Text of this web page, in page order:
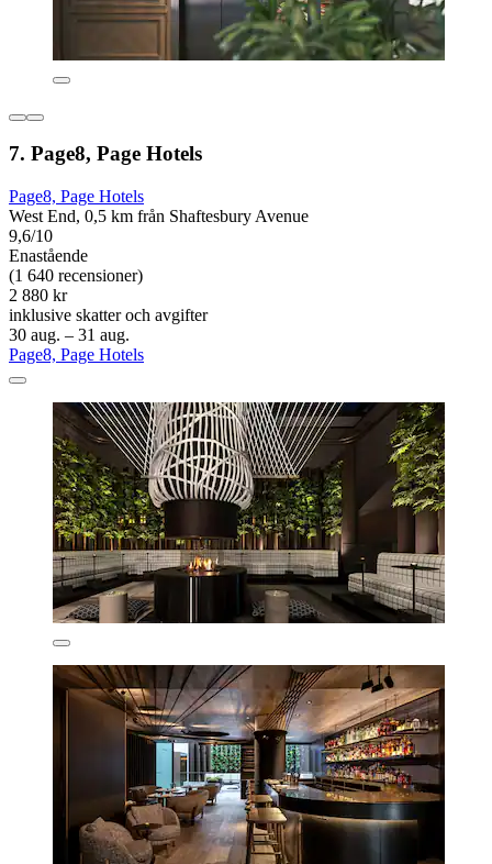
7. Page8, Page Hotels
Page8, Page Hotels
West End, 0,5 km från Shaftesbury Avenue
9,6/10
Enastående
(1 640 recensioner)
2 880 kr
inklusive skatter och avgifter
30 aug. – 31 aug.
Page8, Page Hotels